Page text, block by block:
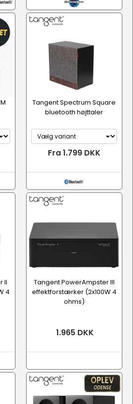
Tangent Spectrum Square
bluetooth højttaler
Fra 1.799 DKK
II
4
Tangent PowerAmpster III
effektforstærker (2x100W 4
ohms)
1.965 DKK